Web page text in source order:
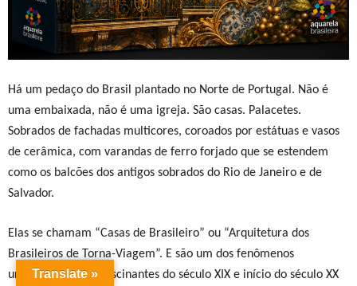
Há um pedaço do Brasil plantado no Norte de Portugal. Não é
uma embaixada, não é uma igreja. São casas. Palacetes.
Sobrados de fachadas multicores, coroados por estátuas e vasos
de cerâmica, com varandas de ferro forjado que se estendem
como os balcões dos antigos sobrados do Rio de Janeiro e de
Salvador.
Elas se chamam “Casas de Brasileiro” ou “Arquitetura dos
Brasileiros de Torna-Viagem”. E são um dos fenômenos
urbanísticos mais fascinantes do século XIX e início do século XX
Translate »